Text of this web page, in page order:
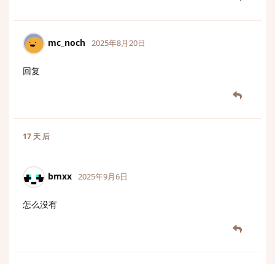
mc_noch 2025年8月20日
回复
17 天 后
bmxx 2025年9月6日
怎么没有